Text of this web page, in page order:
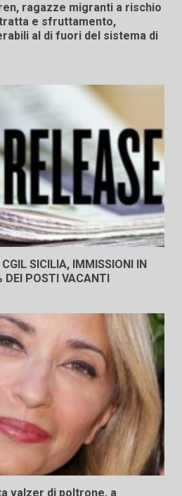
ragazze migranti a rischio
e sfruttamento,
al di fuori del sistema di
SICILIA, IMMISSIONI IN
DEI POSTI VACANTI
valzer di poltrone, a